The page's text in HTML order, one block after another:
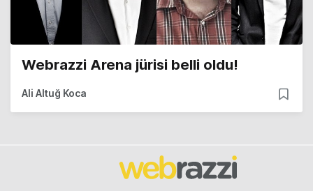
Webrazzi Arena jürisi belli oldu!
Ali Altuğ Koca